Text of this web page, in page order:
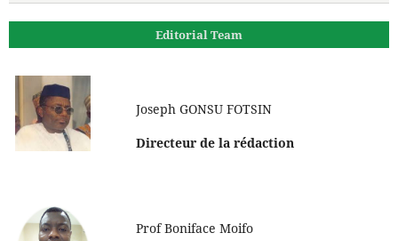
Editorial Team
Joseph GONSU FOTSIN
Directeur de la rédaction
Prof Boniface Moifo